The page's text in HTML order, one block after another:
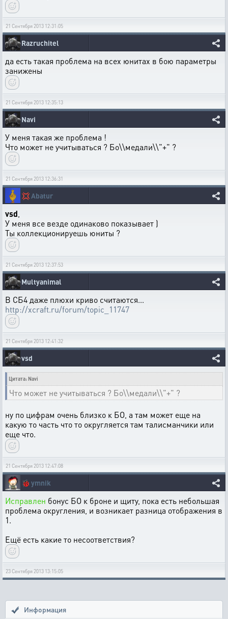
21 Сентября 2013 12:31:05
Razruchitel
да есть такая проблема на всех юнитах в бою параметры
занижены
21 Сентября 2013 12:35:13
Navi
У меня такая же проблема !
Что может не учитываться ? Бо\\медали\\"+" ?
21 Сентября 2013 12:36:31
💢Abatur
vsd
У меня все везде одинаково показывает )
Ты коллекционируешь юниты ?
21 Сентября 2013 12:37:53
Multyanimal
В СБ4 даже плюхи криво считаются...
http://xcraft.ru/forum/topic_11747
21 Сентября 2013 12:41:32
vsd
Цитата: Navi
Что может не учитываться ? Бо\\медали\\"+" ?
ну по цифрам очень близко к БО, а там может еще на
какую то часть что то округляется там талисманчики или
еще что.
21 Сентября 2013 12:47:08
🐞 ymnik
Исправлен бонус БО к броне и щиту, пока есть небольшая
проблема округления, и возникает разница отображения в
1.
Ещё есть какие то несоответствия?
23 Сентября 2013 13:15:05
Информация